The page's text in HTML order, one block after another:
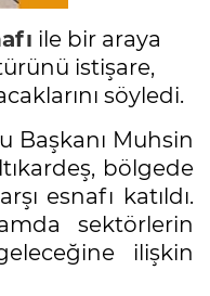
ile bir araya
istişare,
söyledi.
Başkanı Muhsin
bölgede
esnafı katıldı.
sektörlerin
ilişkin